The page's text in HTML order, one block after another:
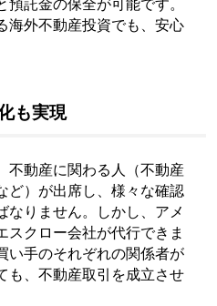
海外不動産投資でも、安心
も実現
不動産に関わる人（不動産
ど）が出席し、様々な確認
なりません。しかし、アメ
スクロー会社が代行できま
い手のそれぞれの関係者が
も、不動産取引を成立させ